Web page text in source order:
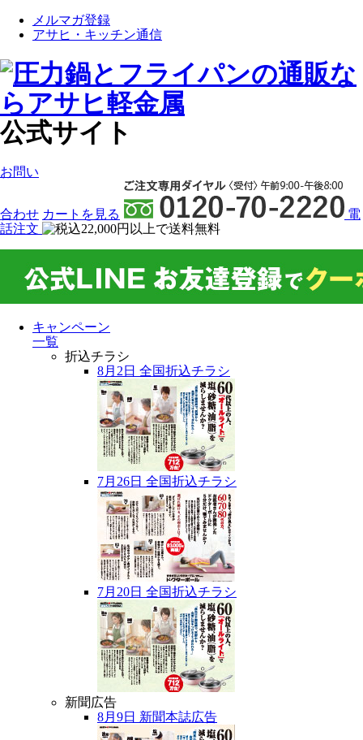
メルマガ登録
アサヒ・キッチン通信
公式サイト
お問い
合わせ カート を見る
電
話注文
キャンペーン
一覧
折込チラシ
8月2日 全国折込チラシ
7月26日 全国折込チラシ
7月20日 全国折込チラシ
新聞広告
8月9日 新聞本誌広告